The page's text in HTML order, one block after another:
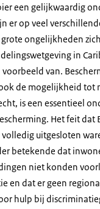
een gelijkwaardig
er op veel
ongelijkheden
in
van.
de mogelijkheid tot
is een essentieel
Het feit dat
volledig uitgesloten
betekende dat
niet konden
en dat er geen
hulp bij